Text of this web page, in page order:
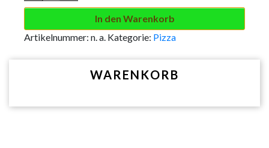
In den Warenkorb
Artikelnummer: n. a. Kategorie: Pizza
WARENKORB